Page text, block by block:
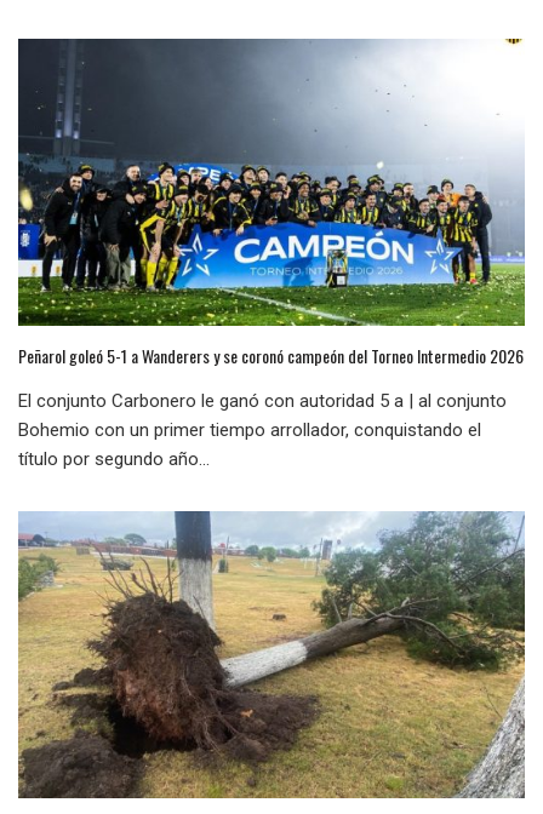
Peñarol goleó 5-1 a Wanderers y se coronó campeón del Torneo Intermedio 2026
El conjunto Carbonero le ganó con autoridad 5 a | al conjunto
Bohemio con un primer tiempo arrollador, conquistando el
título por segundo año...